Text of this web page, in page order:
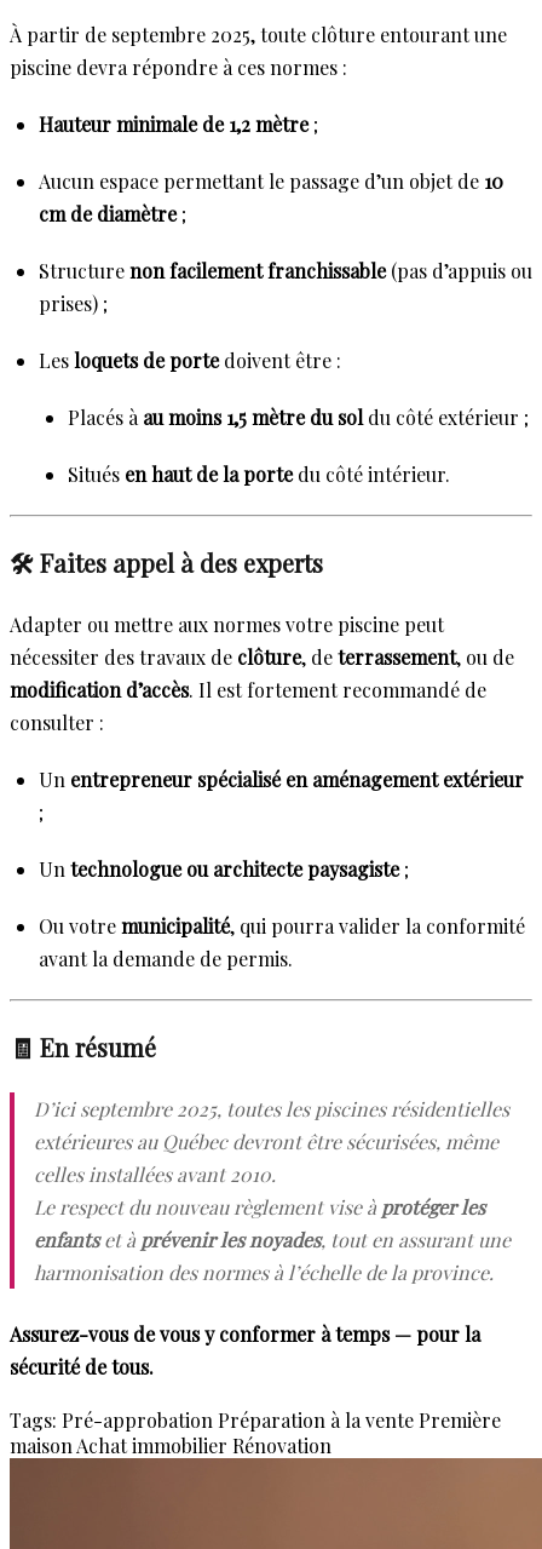
À partir de septembre 2025, toute clôture entourant une
piscine devra répondre à ces normes :
Hauteur minimale de 1,2 mètre;
Aucun espace permettant le passage d’un objet de 10
cm de diamètre;
Structurenon facilement franchissable(pas d’appuis ou
prises) ;
Lesloquets de portedoivent être :
Placés à au moins 1,5 mètre du sol du côté extérieur ;
Situés en haut de la portedu côté intérieur.
🛠️ Faites appel à des experts
Adapter ou mettre aux normes votre piscine peut
nécessiter des travaux de clôture, deterrassement, ou de
modification d’accès. Il est fortement recommandé de
consulter :
Un entrepreneur spécialisé en aménagement extérieur
;
Un technologue ou architecte paysagiste;
Ou votremunicipalité, qui pourra valider la conformité
avant la demande de permis.
🧾 En résumé
D’ici septembre 2025, toutes les piscines résidentielles
extérieures au Québec devront être sécurisées, même
celles installées avant 2010.
Le respect du nouveau règlement vise à protéger les
enfantset à prévenir les noyades, tout en assurant une
harmonisation des normes à l’échelle de la province.
Assurez-vous de vous y conformer à temps — pour la
sécurité de tous.
Tags: Pré-approbation Préparation à la vente Première
maison Achat immobilier Rénovation